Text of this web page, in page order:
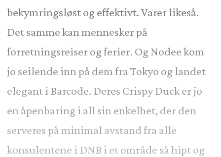
bekymringsløst og effektivt. Varer likeså.
Det samme kan mennesker på
forretningsreiser og ferier. Og Nodee kom
jo seilende inn på dem fra Tokyo og landet
elegant i Barcode. Deres Crispy Duck er jo
en åpenbaring i all sin enkelhet, der den
serveres på minimal avstand fra alle
konsulentene i DNB i et område så hipt og